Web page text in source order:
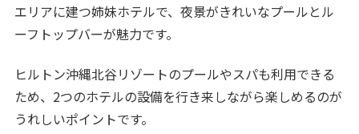
エリアに建つ姉妹ホテルで、夜景がきれいなプールとル
ーフトップバーが魅力です。
ヒルトン沖縄北谷リゾートのプールやスパも利用できる
ため、2つのホテルの設備を行き来しながら楽しめるのが
うれしいポイントです。